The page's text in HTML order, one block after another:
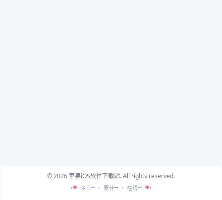
© 2026 苹果iOS软件下载站. All rights reserved.
♥ 今日-- 累计-- 在线-- ♥